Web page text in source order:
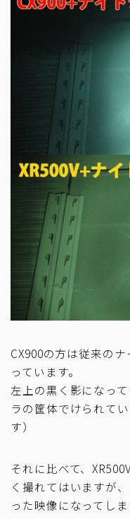
CX900の方は従来の
っています。
左上の黒く影になっ
ラの筐体でけられて
す）
それに比べて、
く撮れてはいますが
った映像になってしま